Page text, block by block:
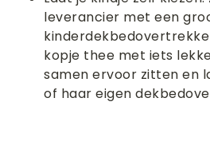
leverancier met een
kopje thee met iets
samen ervoor zitten en
of haar eigen